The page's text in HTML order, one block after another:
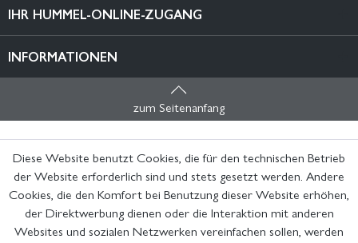
IHR HUMMEL-ONLINE-ZUGANG
INFORMATIONEN
zum Seitenanfang
Diese Website benutzt Cookies, die für den technischen Betrieb
der Website erforderlich sind und stets gesetzt werden. Andere
Cookies, die den Komfort bei Benutzung dieser Website erhöhen,
der Direktwerbung dienen oder die Interaktion mit anderen
Websites und sozialen Netzwerken vereinfachen sollen, werden